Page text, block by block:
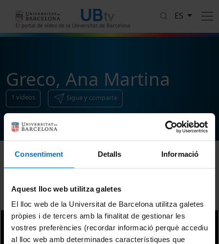
Consentiment Detalls Informació
Aquest lloc web utilitza galetes
El lloc web de la Universitat de Barcelona utilitza galetes
pròpies i de tercers amb la finalitat de gestionar les
vostres preferències (recordar informació perquè accediu
al lloc web amb determinades característiques que
El portal de vídeo de la Universitat de Barcelona
ES
Greco, Ana Martina
1 vídeos Sigue y comparte
Ordenar